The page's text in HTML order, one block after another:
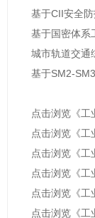
基于CII安全
基于国密体系
城市轨道交通
基于SM2-
点击浏览《工
点击浏览《工
点击浏览《工
点击浏览《工
点击浏览《工
点击浏览《工